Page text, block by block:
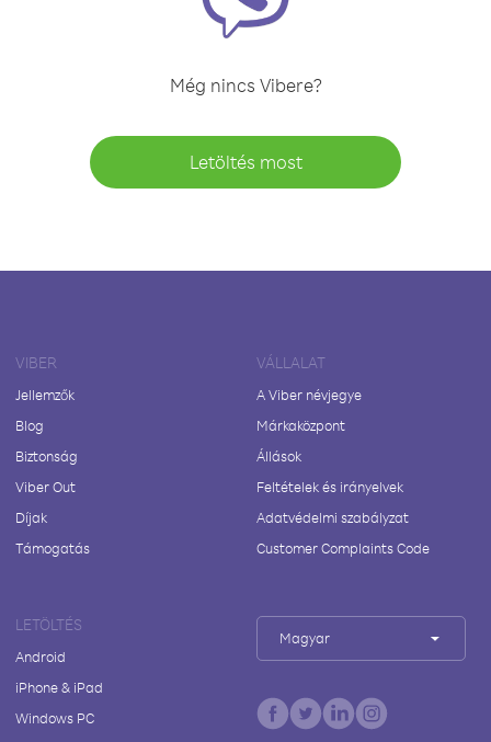
Még nincs Vibere?
Letöltés most
VIBER
Jellemzők
Blog
Biztonság
Viber Out
Díjak
Támogatás
VÁLLALAT
A Viber névjegye
Márkaközpont
Állások
Feltételek és irányelvek
Adatvédelmi szabályzat
Customer Complaints Code
LETÖLTÉS
Android
iPhone & iPad
Windows PC
Magyar